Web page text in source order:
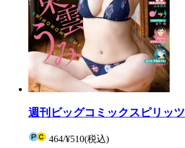
週刊ビッグコミックスピリッツ
464/¥510(税込)